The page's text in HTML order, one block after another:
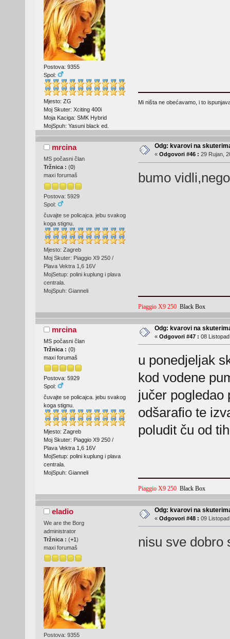
Postova: 9355
Spol:
Mjesto: ZG
Moj Skuter: Xciting 400i
Moja Kaciga: SMK Hybrid
MojSpuh: Yasuni black ed.
Mi ništa ne obećavamo, i to
mrcina
MS počasni član
Tržnica : (0)
maxi forumaš
Postova: 5929
Spol:
čuvajte se policajca. jebu svakog
koga stignu.
Mjesto: Zagreb
Moj Skuter: Piaggio X9 250 /
Plava Vektra 1,6 16V
MojSetup: polini kuplung i plava
centrala.
MojSpuh: Gianneli
Odg: kvarovi na
« Odgovori #46 : 29 Rujan,
bumo
Piaggio X9 250 Black Box
mrcina
MS počasni član
Tržnica : (0)
maxi forumaš
Postova: 5929
Spol:
čuvajte se policajca. jebu svakog
koga stignu.
Mjesto: Zagreb
Moj Skuter: Piaggio X9 250 /
Plava Vektra 1,6 16V
MojSetup: polini kuplung i plava
centrala.
MojSpuh: Gianneli
Odg: kvarovi na
« Odgovori #47 : 08
u ponedjeljak
kod vodene
jučer pogledao
odšarafio te
poludit ču od
Piaggio X9 250 Black Box
eladio
We are the Borg
administrator
Tržnica : (+1)
maxi forumaš
Postova: 9355
Odg: kvarovi na
« Odgovori #48 : 09
nisu sve